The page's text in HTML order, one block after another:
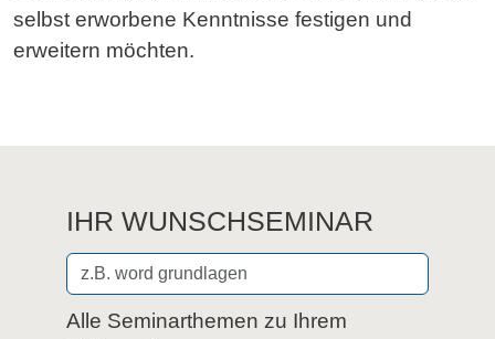
selbst erworbene Kenntnisse festigen und
erweitern möchten.
IHR WUNSCHSEMINAR
Alle Seminarthemen zu Ihrem